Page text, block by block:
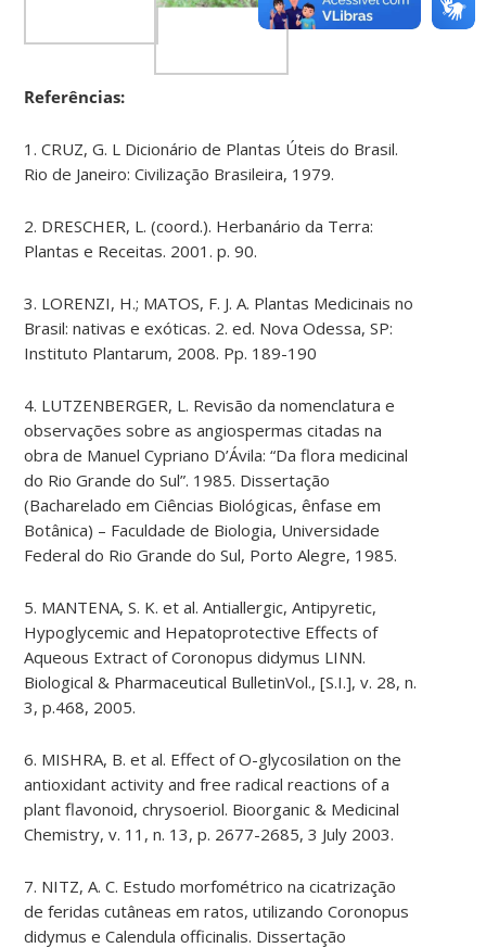
Referências:
1. CRUZ, G. L Dicionário de Plantas Úteis do Brasil.
Rio de Janeiro: Civilização Brasileira, 1979.
2. DRESCHER, L. (coord.). Herbanário da Terra:
Plantas e Receitas. 2001. p. 90.
3. LORENZI, H.; MATOS, F. J. A. Plantas Medicinais no
Brasil: nativas e exóticas. 2. ed. Nova Odessa, SP:
Instituto Plantarum, 2008. Pp. 189-190
4. LUTZENBERGER, L. Revisão da nomenclatura e
observações sobre as angiospermas citadas na
obra de Manuel Cypriano D’Ávila: “Da flora medicinal
do Rio Grande do Sul”. 1985. Dissertação
(Bacharelado em Ciências Biológicas, ênfase em
Botânica) – Faculdade de Biologia, Universidade
Federal do Rio Grande do Sul, Porto Alegre, 1985.
5. MANTENA, S. K. et al. Antiallergic, Antipyretic,
Hypoglycemic and Hepatoprotective Effects of
Aqueous Extract of Coronopus didymus LINN.
Biological & Pharmaceutical BulletinVol., [S.I.], v. 28, n.
3, p.468, 2005.
6. MISHRA, B. et al. Effect of O-glycosilation on the
antioxidant activity and free radical reactions of a
plant flavonoid, chrysoeriol. Bioorganic & Medicinal
Chemistry, v. 11, n. 13, p. 2677-2685, 3 July 2003.
7. NITZ, A. C. Estudo morfométrico na cicatrização
de feridas cutâneas em ratos, utilizando Coronopus
didymus e Calendula officinalis. Dissertação